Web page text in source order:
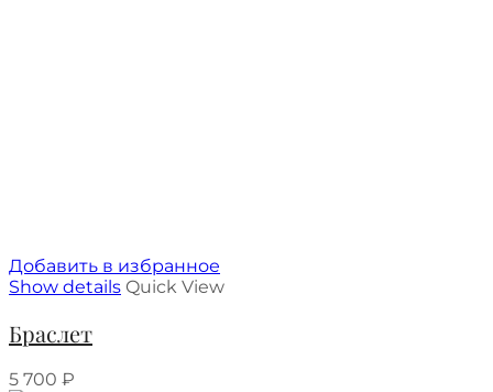
Добавить в избранное
Show details Quick View
Браслет
5 700 ₽